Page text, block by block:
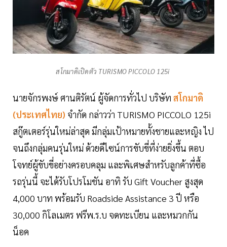
สโกมาดิเปิดตัว TURISMO PICCOLO 125i
นายจักรพงษ์ ศานติรัตน์ ผู้จัดการทั่วไป บริษัท สโกมาดิ
(ประเทศไทย) จำกัด กล่าวว่า TURISMO PICCOLO 125i
สกู๊ตเตอร์รุ่นใหม่ล่าสุด มีกลุ่มเป้าหมายทั้งชายและหญิง ไป
จนถึงกลุ่มคนรุ่นใหม่ ด้วยดีไซน์การขับขี่ที่ง่ายยิ่งขึ้น ตอบ
โจทย์ผู้ขับขี่อย่างครอบคลุม และพิเศษสำหรับลูกค้าที่ซื้อ
รถรุ่นนี้ จะได้รับโปรโมชัน อาทิ รับ Gift Voucher สูงสุด
4,000 บาท พร้อมรับ Roadside Assistance 3 ปี หรือ
30,000 กิโลเมตร ฟรีพ.ร.บ จดทะเบียน และหมวกกัน
น็อค